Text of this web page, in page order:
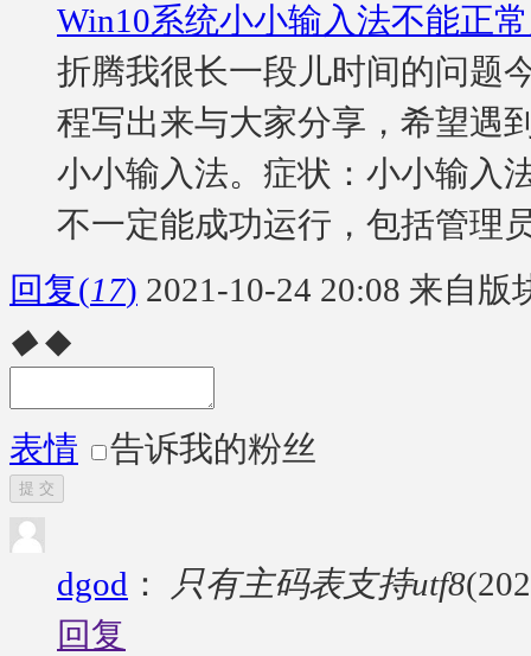
Win10系统小小输入法不能正
折腾我很长一段儿时间的问题
程写出来与大家分享，希望遇
小小输入法。症状：小小输入
不一定能成功运行，包括管理
回复(17) 2021-10-24 20:08 来自版
◆ ◆
表情 告诉我的粉丝
提 交
dgod ： 只有主码表支持utf8
回复